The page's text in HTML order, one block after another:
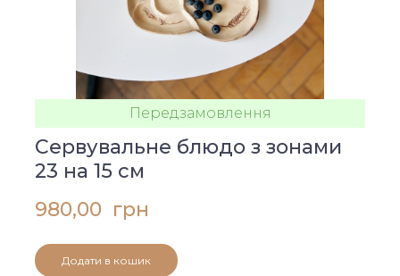
Передзамовлення
Сервувальне блюдо з зонами
23 на 15 см
980,00  грн
Додати в кошик